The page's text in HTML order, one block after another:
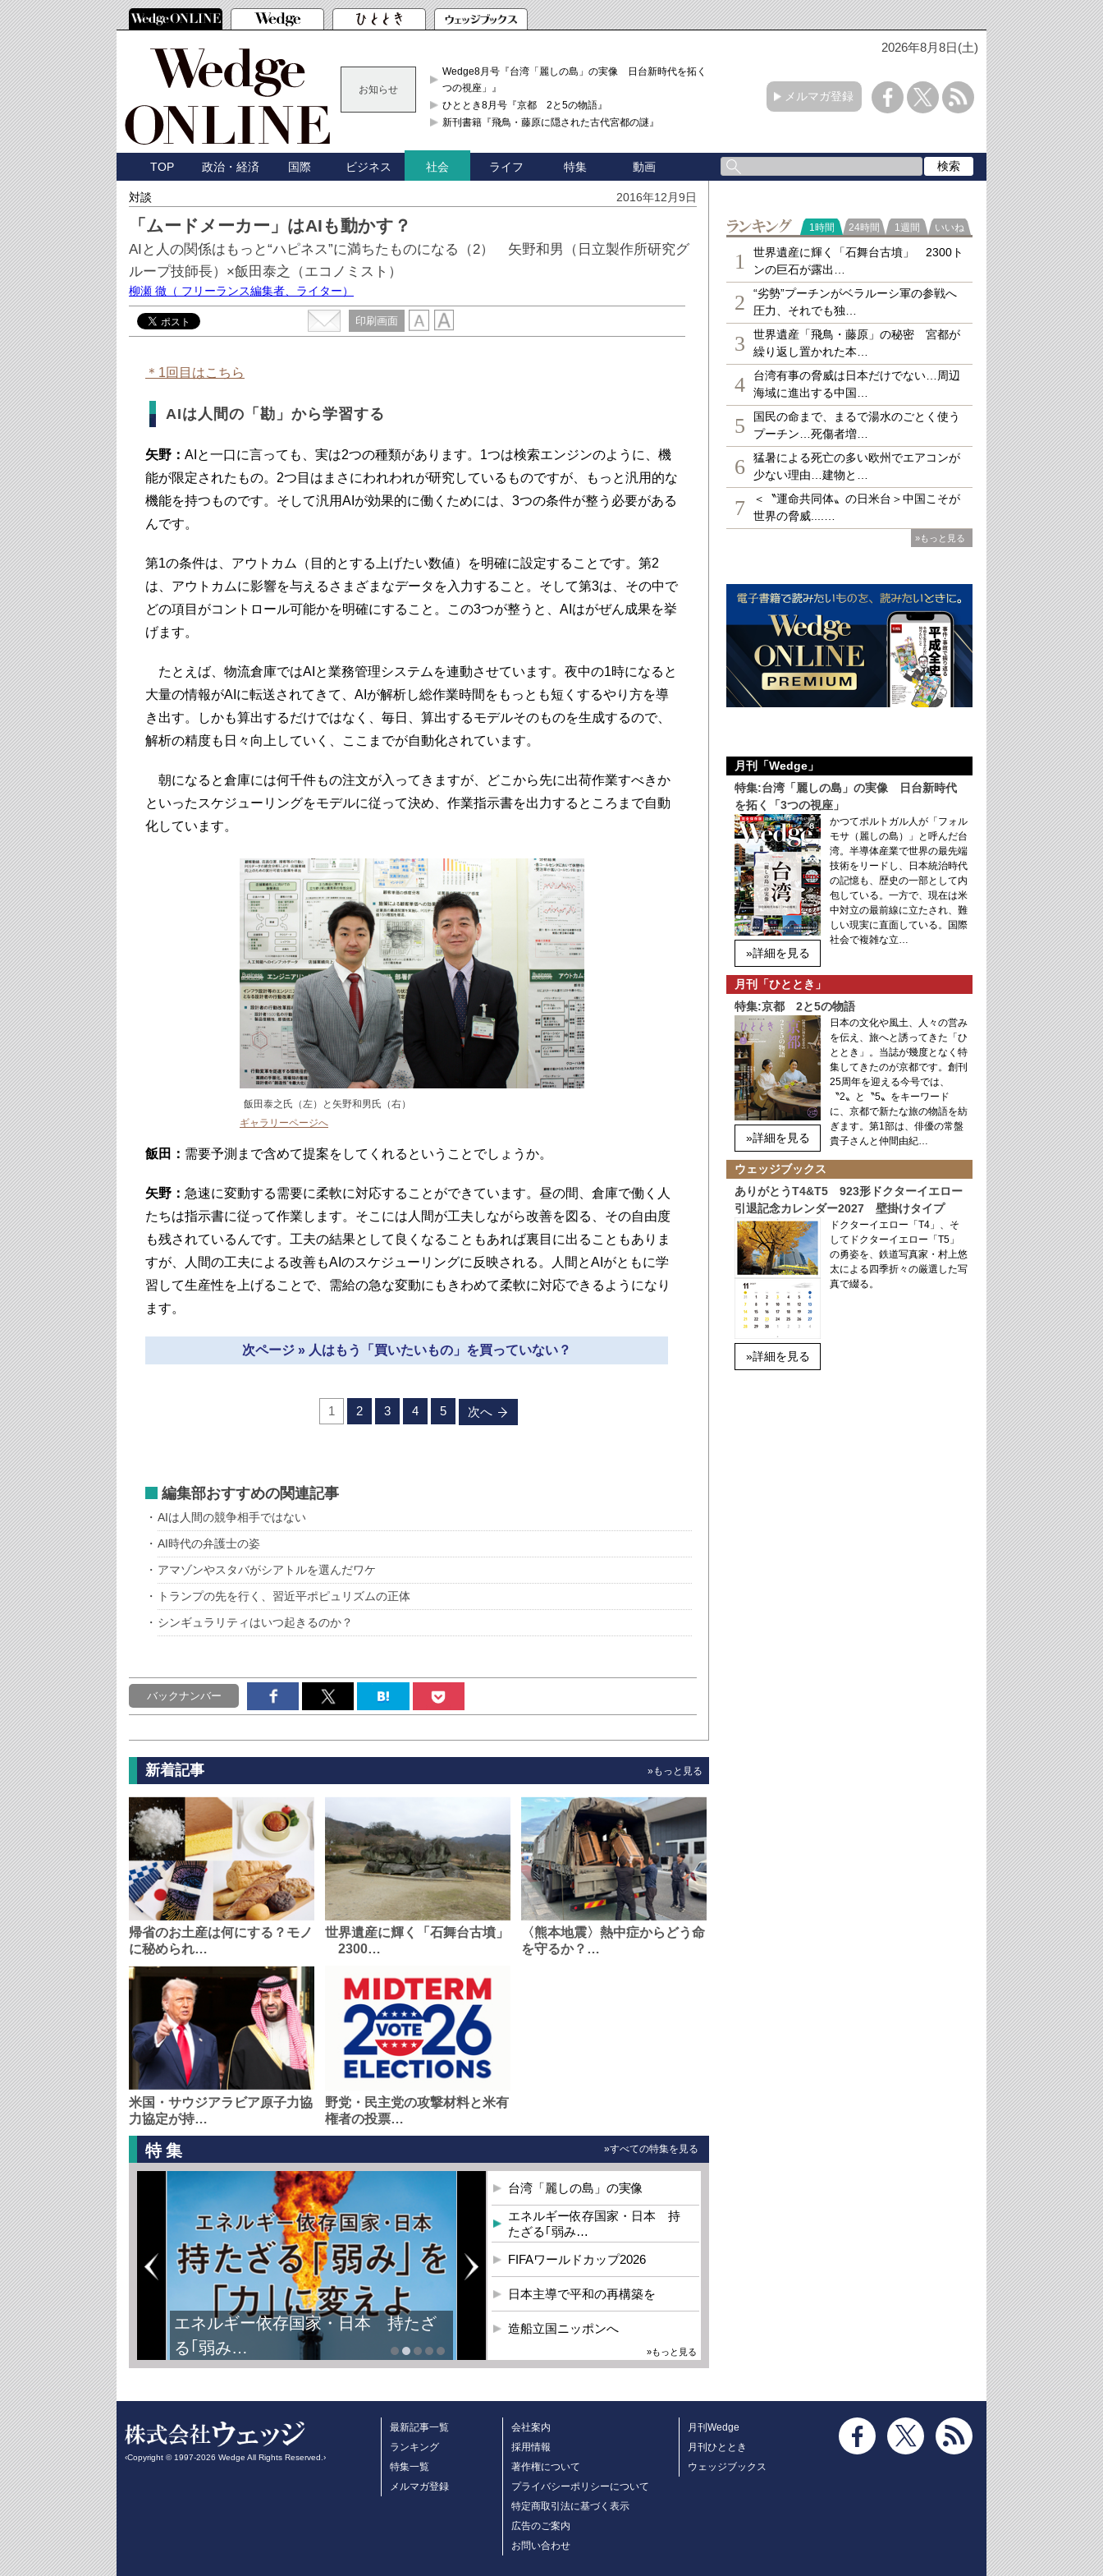
2026年8月8日(土)
お知らせ
Wedge8月号『台湾「麗しの島」の実像 日台新時代を拓く「3
つの視座」』
ひととき8月号『京都 2と5の物語』
新刊書籍『飛鳥・藤原に隠された古代宮都の謎』
メルマガ登録
TOP 政治・経済 国際 ビジネス 社会 ライフ 特集 動画
対談 2016年12月9日
「ムードメーカー」はAIも動かす？
AIと人の関係はもっと“ハピネス”に満ちたものになる（2） 矢野和男（日立製作所研究グ
ループ技師長）×飯田泰之（エコノミスト）
柳瀬 徹 （ フリーランス編集者、ライター）
印刷画面
＊1回目はこちら
AIは人間の「勘」から学習する
矢野： AIと一口に言っても、実は2つの種類があります。1つは検索エンジンのように、機
能が限定されたもの。2つ目はまさにわれわれが研究しているものですが、もっと汎用的な
機能を持つものです。そして汎用AIが効果的に働くためには、3つの条件が整う必要がある
んです。
第1の条件は、アウトカム（目的とする上げたい数値）を明確に設定することです。第2
は、アウトカムに影響を与えるさまざまなデータを入力すること。そして第3は、その中で
どの項目がコントロール可能かを明確にすること。この3つが整うと、AIはがぜん成果を挙
げます。
たとえば、物流倉庫ではAIと業務管理システムを連動させています。夜中の1時になると
大量の情報がAIに転送されてきて、AIが解析し総作業時間をもっとも短くするやり方を導
き出す。しかも算出するだけではなく、毎日、算出するモデルそのものを生成するので、
解析の精度も日々向上していく、ここまでが自動化されています。
朝になると倉庫には何千件もの注文が入ってきますが、どこから先に出荷作業すべきか
といったスケジューリングをモデルに従って決め、作業指示書を出力するところまで自動
化しています。
飯田泰之氏（左）と矢野和男氏（右）
ギャラリーページへ
飯田： 需要予測まで含めて提案をしてくれるということでしょうか。
矢野： 急速に変動する需要に柔軟に対応することができています。昼の間、倉庫で働く人
たちは指示書に従って作業します。そこには人間が工夫しながら改善を図る、その自由度
も残されているんです。工夫の結果として良くなることもあれば裏目に出ることもありま
すが、人間の工夫による改善もAIのスケジューリングに反映される。人間とAIがともに学
習して生産性を上げることで、需給の急な変動にもきわめて柔軟に対応できるようになり
ます。
次ページ » 人はもう「買いたいもの」を買っていない？
1 2 3 4 5 次へ
編集部おすすめの関連記事
AIは人間の競争相手ではない
AI時代の弁護士の姿
アマゾンやスタバがシアトルを選んだワケ
トランプの先を行く、習近平ポピュリズムの正体
シンギュラリティはいつ起きるのか？
バックナンバー
新着記事 »もっと見る
帰省のお土産は何にする？モノ
に秘められ…
世界遺産に輝く「石舞台古墳」
2300…
〈熊本地震〉熱中症からどう命
を守るか？…
米国・サウジアラビア原子力協
力協定が持…
野党・民主党の攻撃材料と米有
権者の投票…
特集 »すべての特集を見る
エネルギー依存国家・日本 持たざ
る｢弱み…
台湾「麗しの島」の実像
エネルギー依存国家・日本 持
たざる｢弱み…
FIFAワールドカップ2026
日本主導で平和の再構築を
造船立国ニッポンへ
»もっと見る
ランキング
1時間 24時間 1週間 いいね
1
世界遺産に輝く「石舞台古墳」 2300ト
ンの巨石が露出…
2
“劣勢”プーチンがベラルーシ軍の参戦へ
圧力、それでも独…
3
世界遺産「飛鳥・藤原」の秘密 宮都が
繰り返し置かれた本…
4
台湾有事の脅威は日本だけでない…周辺
海域に進出する中国…
5
国民の命まで、まるで湯水のごとく使う
プーチン…死傷者増…
6
猛暑による死亡の多い欧州でエアコンが
少ない理由…建物と…
7
＜〝運命共同体〟の日米台＞中国こそが
世界の脅威....…
»もっと見る
月刊「Wedge」
特集:台湾「麗しの島」の実像 日台新時代
を拓く「3つの視座」
»詳細を見る
かつてポルトガル人が「フォル
モサ（麗しの島）」と呼んだ台
湾。半導体産業で世界の最先端
技術をリードし、日本統治時代
の記憶も、歴史の一部として内
包している。一方で、現在は米
中対立の最前線に立たされ、難
しい現実に直面している。国際
社会で複雑な立…
月刊「ひととき」
特集:京都 2と5の物語
»詳細を見る
日本の文化や風土、人々の営み
を伝え、旅へと誘ってきた「ひ
ととき」。当誌が幾度となく特
集してきたのが京都です。創刊
25周年を迎える今号では、
〝2〟と〝5〟をキーワード
に、京都で新たな旅の物語を紡
ぎます。第1部は、俳優の常盤
貴子さんと仲間由紀…
ウェッジブックス
ありがとうT4&T5 923形ドクターイエロー
引退記念カレンダー2027 壁掛けタイプ
»詳細を見る
ドクターイエロー「T4」、そ
してドクターイエロー「T5」
の勇姿を、鉄道写真家・村上悠
太による四季折々の厳選した写
真で綴る。
‹Copyright © 1997-2026 Wedge All Rights Reserved.›
最新記事一覧
ランキング
特集一覧
メルマガ登録
会社案内
採用情報
著作権について
プライバシーポリシーについて
特定商取引法に基づく表示
広告のご案内
お問い合わせ
月刊Wedge
月刊ひととき
ウェッジブックス